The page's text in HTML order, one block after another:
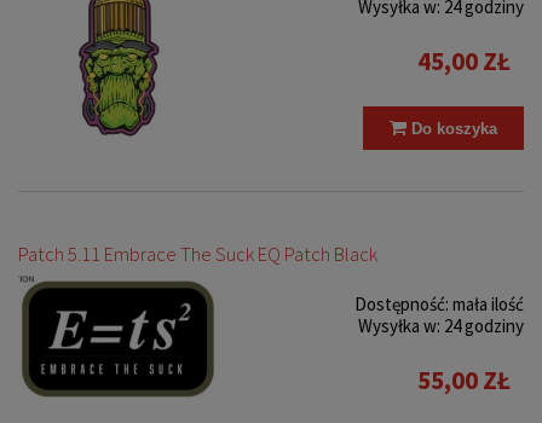
Wysyłka w: 24 godziny
45,00 ZŁ
Do koszyka
Patch 5.11 Embrace The Suck EQ Patch Black
Dostępność: mała ilość
Wysyłka w: 24 godziny
55,00 ZŁ